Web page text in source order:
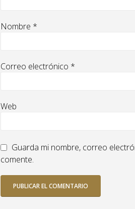
Nombre *
Correo electrónico *
Web
Guarda mi nombre, correo
comente.